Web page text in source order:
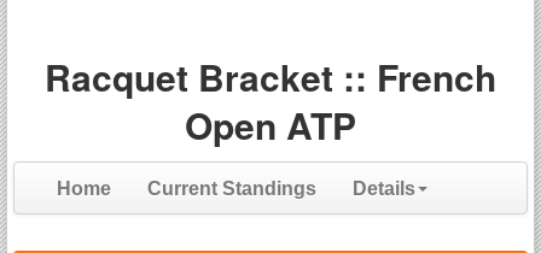
Racquet Bracket :: French
Open ATP
Home Current Standings Details